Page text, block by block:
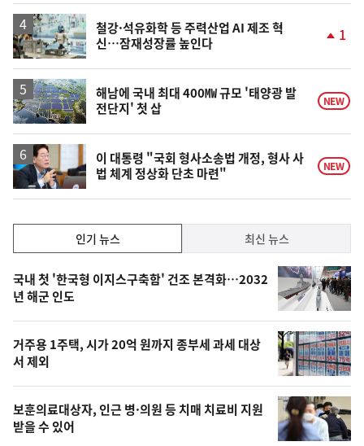
하
철강·석유화학 등 주력산업 AI 제조 혁
신…잠재성장률 높인다
상
승
1
해남에 국내 최대 400㎿ 규모 '태양광 발
전단지' 첫 삽
NEW
이 대통령 "국회 형사소송법 개정, 형사 사
법 체계 정상화 단초 마련"
NEW
기,
최
신,
오
늘
의
영
상
인기 뉴스 최신 뉴스
기
뉴
스
국내 첫 '한국형 이지스구축함' 건조 본격화…2032
년 해군 인도
거주용 1주택, 시가 20억 원까지 종부세 과세 대상
서 제외
보훈의료대상자, 인근 병·의원 등 치매 치료비 지원
받을 수 있어